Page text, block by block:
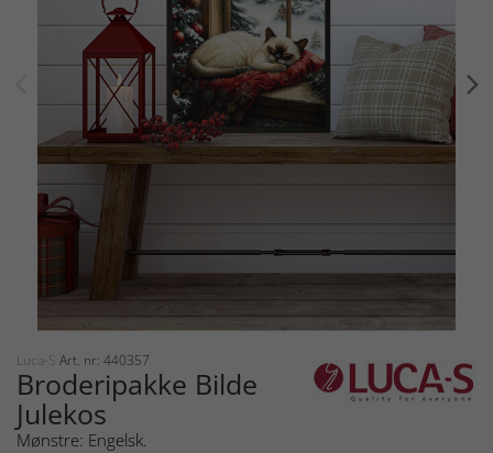
Luca-S Art. nr: 440357
Broderipakke Bilde
Julekos
Mønstre: Engelsk.